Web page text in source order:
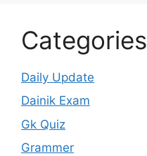
Categories
Daily Update
Dainik Exam
Gk Quiz
Grammer